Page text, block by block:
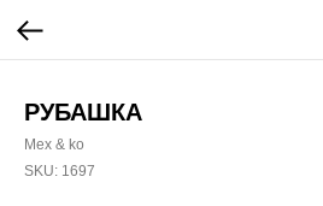
РУБАШКА
Mex & ko
SKU: 1697